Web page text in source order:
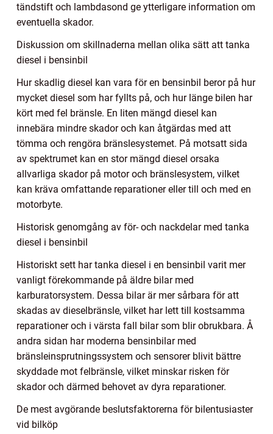
tändstift och lambdasond ge ytterligare information om
eventuella skador.
Diskussion om skillnaderna mellan olika sätt att tanka
diesel i bensinbil
Hur skadlig diesel kan vara för en bensinbil beror på hur
mycket diesel som har fyllts på, och hur länge bilen har
kört med fel bränsle. En liten mängd diesel kan
innebära mindre skador och kan åtgärdas med att
tömma och rengöra bränslesystemet. På motsatt sida
av spektrumet kan en stor mängd diesel orsaka
allvarliga skador på motor och bränslesystem, vilket
kan kräva omfattande reparationer eller till och med en
motorbyte.
Historisk genomgång av för- och nackdelar med tanka
diesel i bensinbil
Historiskt sett har tanka diesel i en bensinbil varit mer
vanligt förekommande på äldre bilar med
karburatorsystem. Dessa bilar är mer sårbara för att
skadas av dieselbränsle, vilket har lett till kostsamma
reparationer och i värsta fall bilar som blir obrukbara. Å
andra sidan har moderna bensinbilar med
bränsleinsprutningssystem och sensorer blivit bättre
skyddade mot felbränsle, vilket minskar risken för
skador och därmed behovet av dyra reparationer.
De mest avgörande beslutsfaktorerna för bilentusiaster
vid bilköp